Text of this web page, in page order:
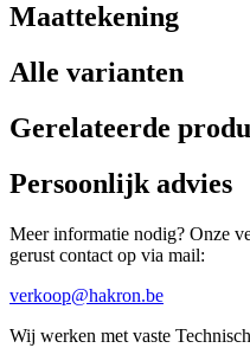
Maattekening
Alle varianten
Gerelateerde
Persoonlijk advies
Meer informatie nodig? Onze
gerust contact op via mail:
verkoop@hakron.be
Wij werken met vaste